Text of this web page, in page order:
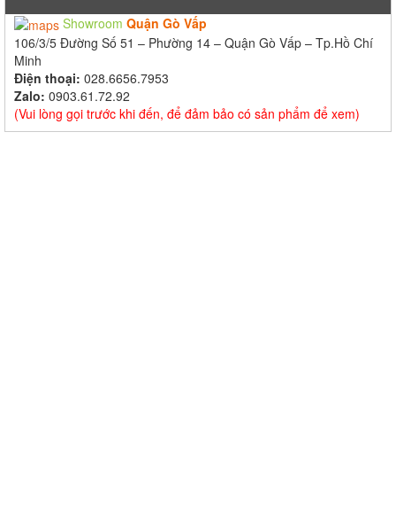
Showroom Quận Gò Vấp
106/3/5 Đường Số 51 – Phường 14 – Quận Gò Vấp – Tp.Hồ Chí
Minh
Điện thoại: 028.6656.7953
Zalo: 0903.61.72.92
(Vui lòng gọi trước khi đến, để đảm bảo có sản phẩm để xem)